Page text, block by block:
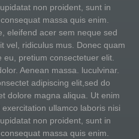
non proident, sunt in
massa quis enim.
eleifend acer sem neque sed
vel, ridiculus mus. Donec quam
pretium consectetuer elit.
Aenean massa. luculvinar.
adipiscing elit,sed do
dolore magna aliqua. Ut enim
ullamco laboris nisi
non proident, sunt in
massa quis enim.